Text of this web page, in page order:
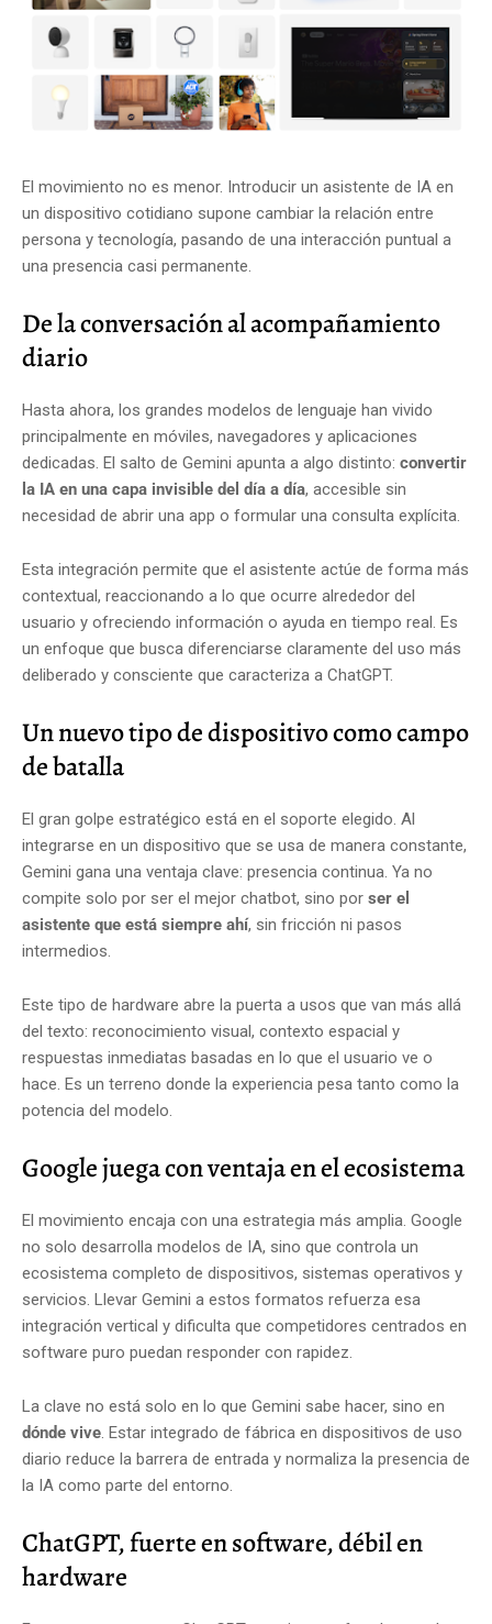
El movimiento no es menor. Introducir un asistente de IA en
un dispositivo cotidiano supone cambiar la relación entre
persona y tecnología, pasando de una interacción puntual a
una presencia casi permanente.
De la conversación al acompañamiento
diario
Hasta ahora, los grandes modelos de lenguaje han vivido
principalmente en móviles, navegadores y aplicaciones
dedicadas. El salto de Gemini apunta a algo distinto: convertir
la IA en una capa invisible del día a día, accesible sin
necesidad de abrir una app o formular una consulta explícita.
Esta integración permite que el asistente actúe de forma más
contextual, reaccionando a lo que ocurre alrededor del
usuario y ofreciendo información o ayuda en tiempo real. Es
un enfoque que busca diferenciarse claramente del uso más
deliberado y consciente que caracteriza a ChatGPT.
Un nuevo tipo de dispositivo como campo
de batalla
El gran golpe estratégico está en el soporte elegido. Al
integrarse en un dispositivo que se usa de manera constante,
Gemini gana una ventaja clave: presencia continua. Ya no
compite solo por ser el mejor chatbot, sino por ser el
asistente que está siempre ahí, sin fricción ni pasos
intermedios.
Este tipo de hardware abre la puerta a usos que van más allá
del texto: reconocimiento visual, contexto espacial y
respuestas inmediatas basadas en lo que el usuario ve o
hace. Es un terreno donde la experiencia pesa tanto como la
potencia del modelo.
Google juega con ventaja en el ecosistema
El movimiento encaja con una estrategia más amplia. Google
no solo desarrolla modelos de IA, sino que controla un
ecosistema completo de dispositivos, sistemas operativos y
servicios. Llevar Gemini a estos formatos refuerza esa
integración vertical y dificulta que competidores centrados en
software puro puedan responder con rapidez.
La clave no está solo en lo que Gemini sabe hacer, sino en
dónde vive. Estar integrado de fábrica en dispositivos de uso
diario reduce la barrera de entrada y normaliza la presencia de
la IA como parte del entorno.
ChatGPT, fuerte en software, débil en
hardware